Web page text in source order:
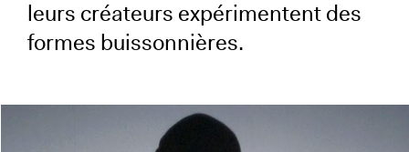
leurs créateurs expérimentent des
formes buissonnières.